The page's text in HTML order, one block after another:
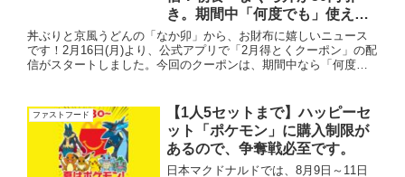
き。期間中「何度でも」使える
節約術まとめ！
丼ぶりと京風うどんの「なか卯」から、お財布に嬉しいニュース
です！2月16日(月)より、公式アプリで「2月得とくクーポン」の配
信がスタートしました。今回のクーポンは、期間中なら「何度で
ファストフード
【1人5セットまで】ハッピーセ
ット「ポケモン」に購入制限が
あるので、争奪戦必至です。
日本マクドナルドでは、8月9日～11日